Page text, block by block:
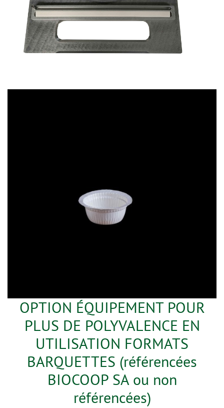
OPTION ÉQUIPEMENT POUR
PLUS DE POLYVALENCE EN
UTILISATION FORMATS
BARQUETTES (référencées
BIOCOOP SA ou non
référencées)